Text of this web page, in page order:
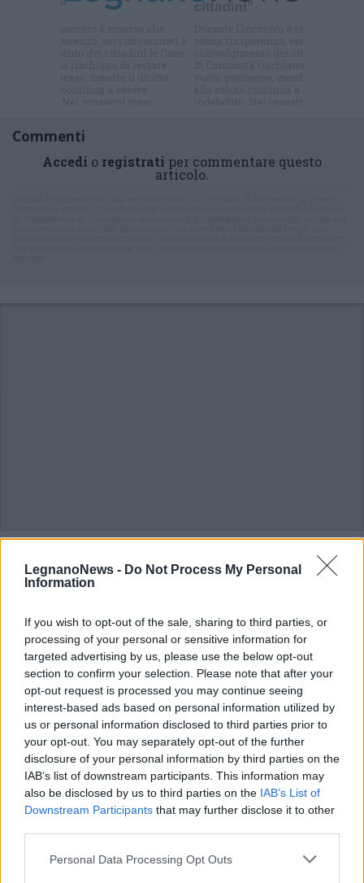
LegnanoNews - Do Not Process My Personal
Information
If you wish to opt-out of the sale, sharing to third parties, or
processing of your personal or sensitive information for
targeted advertising by us, please use the below opt-out
section to confirm your selection. Please note that after your
opt-out request is processed you may continue seeing
interest-based ads based on personal information utilized by
us or personal information disclosed to third parties prior to
your opt-out. You may separately opt-out of the further
disclosure of your personal information by third parties on the
IAB’s list of downstream participants. This information may
also be disclosed by us to third parties on the IAB’s List of
Downstream Participants that may further disclose it to other
Personal Data Processing Opt Outs
Commenti
Accedi o registrati per commentare questo
articolo.
ALTRE NOTIZIE DI LEGNANO
A tu per tu con la reggenza: la